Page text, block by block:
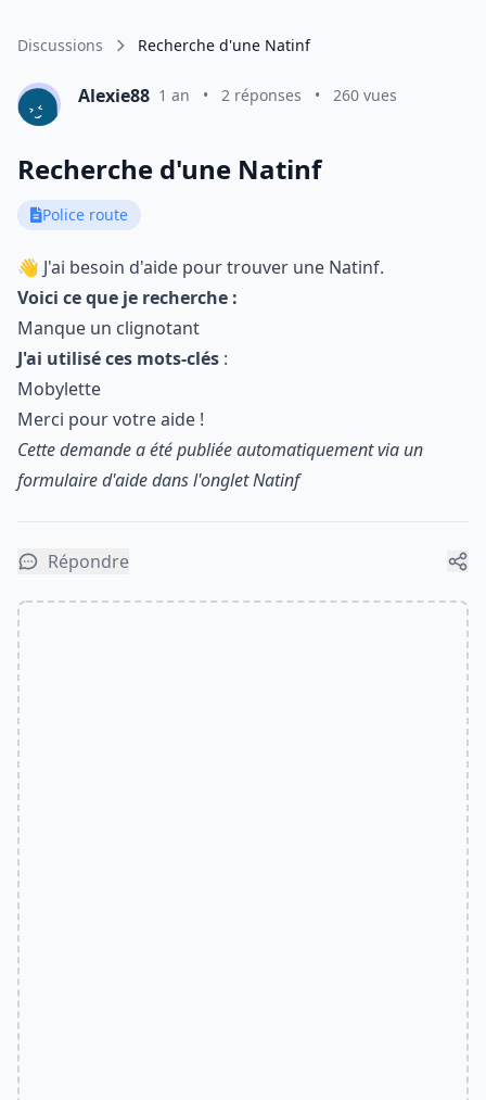
Discussions Recherche d'une Natinf
Alexie88 1 an • 2 réponses • 260 vues
Recherche d'une Natinf
Police route
👋 J'ai besoin d'aide pour trouver une Natinf.
Voici ce que je recherche :
Manque un clignotant
J'ai utilisé ces mots-clés :
Mobylette
Merci pour votre aide !
Cette demande a été publiée automatiquement via un
formulaire d'aide dans l'onglet Natinf
Répondre